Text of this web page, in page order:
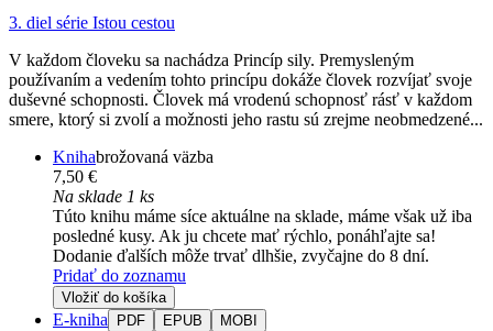
3. diel série Istou cestou
V každom človeku sa nachádza Princíp sily. Premysleným
používaním a vedením tohto princípu dokáže človek rozvíjať svoje
duševné schopnosti. Človek má vrodenú schopnosť rásť v každom
smere, ktorý si zvolí a možnosti jeho rastu sú zrejme neobmedzené...
Knihabrožovaná väzba
7,50 €
Na sklade 1 ks
Túto knihu máme síce aktuálne na sklade, máme však už iba
posledné kusy. Ak ju chcete mať rýchlo, ponáhľajte sa!
Dodanie ďalších môže trvať dlhšie, zvyčajne do 8 dní.
Pridať do zoznamu
Vložiť do košíka
E-kniha PDF EPUB MOBI